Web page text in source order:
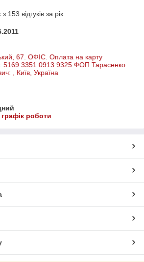
153 відгуків за рік
67. ОФІС. Оплата на карту
5169 3351 0913 9325 ФОП Тарасенко
, Київ, Україна
роботи